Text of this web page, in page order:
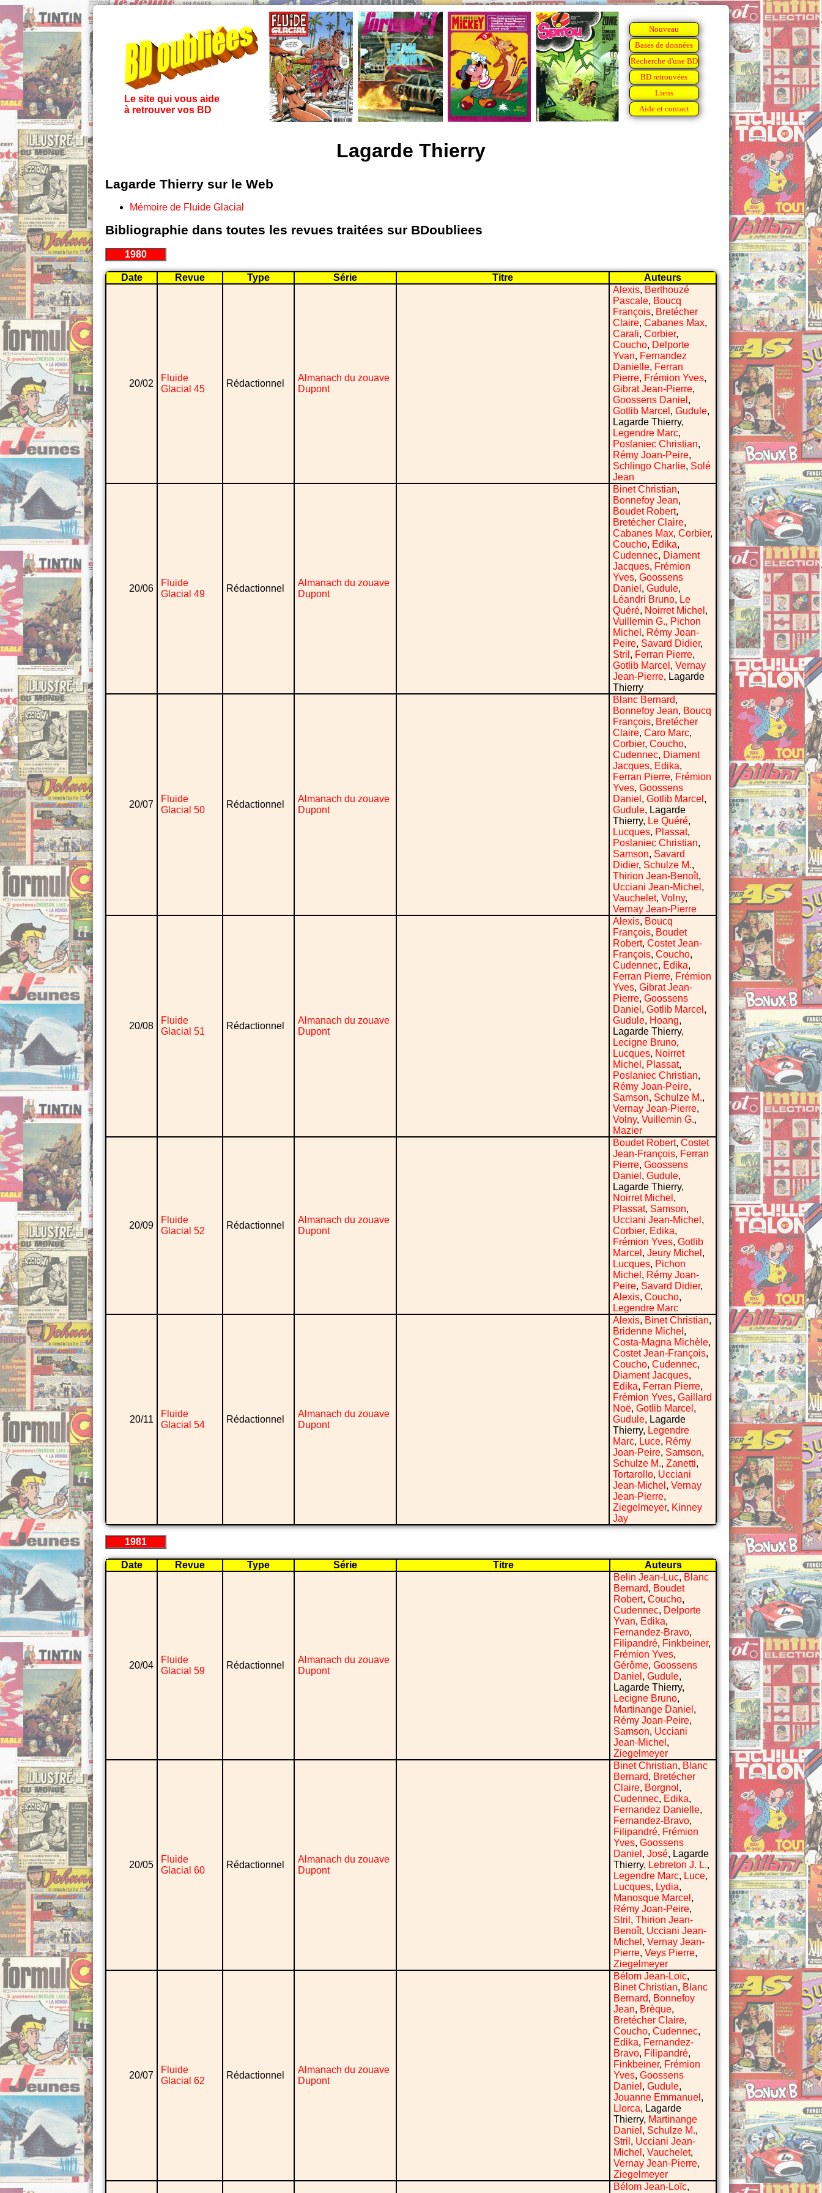
Le site qui vous aide
à retrouver vos BD
Nouveau
Bases de données
Recherche d'une BD
BD retrouvées
Liens
Aide et contact
Lagarde Thierry
Lagarde Thierry sur le Web
Mémoire de Fluide Glacial
Bibliographie dans toutes les revues traitées sur BDoubliees
1980
Date Revue Type Série Titre Auteurs
20/02
Fluide
Glacial 45
Rédactionnel
Almanach du zouave
Dupont
Alexis, Berthouzé
Pascale, Boucq
François, Bretécher
Claire, Cabanes Max,
Carali, Corbier,
Coucho, Delporte
Yvan, Fernandez
Danielle, Ferran
Pierre, Frémion Yves,
Gibrat Jean-Pierre,
Goossens Daniel ,
Gotlib Marcel , Gudule,
Lagarde Thierry,
Legendre Marc,
Poslaniec Christian,
Rémy Joan-Peire,
Schlingo Charlie, Solé
Jean
20/06
Fluide
Glacial 49
Rédactionnel
Almanach du zouave
Dupont
Binet Christian,
Bonnefoy Jean,
Boudet Robert,
Bretécher Claire,
Cabanes Max, Corbier,
Coucho, Edika,
Cudennec, Diament
Jacques, Frémion
Yves, Goossens
Daniel , Gudule,
Léandri Bruno, Le
Quéré, Noirret Michel ,
Vuillemin G., Pichon
Michel , Rémy Joan-
Peire, Savard Didier,
Stril , Ferran Pierre,
Gotlib Marcel , Vernay
Jean-Pierre, Lagarde
Thierry
20/07
Fluide
Glacial 50
Rédactionnel
Almanach du zouave
Dupont
Blanc Bernard,
Bonnefoy Jean, Boucq
François, Bretécher
Claire, Caro Marc,
Corbier, Coucho,
Cudennec, Diament
Jacques, Edika,
Ferran Pierre, Frémion
Yves, Goossens
Daniel , Gotlib Marcel ,
Gudule, Lagarde
Thierry, Le Quéré,
Lucques, Plassat,
Poslaniec Christian,
Samson, Savard
Didier, Schulze M.,
Thirion Jean-Benoît,
Ucciani Jean-Michel ,
Vauchelet, Volny,
Vernay Jean-Pierre
20/08
Fluide
Glacial 51
Rédactionnel
Almanach du zouave
Dupont
Alexis, Boucq
François, Boudet
Robert, Costet Jean-
François, Coucho,
Cudennec, Edika,
Ferran Pierre, Frémion
Yves, Gibrat Jean-
Pierre, Goossens
Daniel , Gotlib Marcel ,
Gudule, Hoang,
Lagarde Thierry,
Lecigne Bruno,
Lucques, Noirret
Michel , Plassat,
Poslaniec Christian,
Rémy Joan-Peire,
Samson, Schulze M.,
Vernay Jean-Pierre,
Volny, Vuillemin G.,
Mazier
20/09
Fluide
Glacial 52
Rédactionnel
Almanach du zouave
Dupont
Boudet Robert, Costet
Jean-François, Ferran
Pierre, Goossens
Daniel , Gudule,
Lagarde Thierry,
Noirret Michel ,
Plassat, Samson,
Ucciani Jean-Michel ,
Corbier, Edika,
Frémion Yves, Gotlib
Marcel , Jeury Michel ,
Lucques, Pichon
Michel , Rémy Joan-
Peire, Savard Didier,
Alexis, Coucho,
Legendre Marc
20/11
Fluide
Glacial 54
Rédactionnel
Almanach du zouave
Dupont
Alexis, Binet Christian,
Bridenne Michel ,
Costa-Magna Michèle,
Costet Jean-François,
Coucho, Cudennec,
Diament Jacques,
Edika, Ferran Pierre,
Frémion Yves, Gaillard
Noë, Gotlib Marcel ,
Gudule, Lagarde
Thierry, Legendre
Marc, Luce, Rémy
Joan-Peire, Samson,
Schulze M., Zanetti,
Tortarollo, Ucciani
Jean-Michel , Vernay
Jean-Pierre,
Ziegelmeyer, Kinney
Jay
1981
Date Revue Type Série Titre Auteurs
20/04
Fluide
Glacial 59
Rédactionnel
Almanach du zouave
Dupont
Belin Jean-Luc, Blanc
Bernard, Boudet
Robert, Coucho,
Cudennec, Delporte
Yvan, Edika,
Fernandez-Bravo,
Filipandré, Finkbeiner,
Frémion Yves,
Gérôme, Goossens
Daniel , Gudule,
Lagarde Thierry,
Lecigne Bruno,
Martinange Daniel ,
Rémy Joan-Peire,
Samson, Ucciani
Jean-Michel ,
Ziegelmeyer
20/05
Fluide
Glacial 60
Rédactionnel
Almanach du zouave
Dupont
Binet Christian, Blanc
Bernard, Bretécher
Claire, Borgnol ,
Cudennec, Edika,
Fernandez Danielle,
Fernandez-Bravo,
Filipandré, Frémion
Yves, Goossens
Daniel , José, Lagarde
Thierry, Lebreton J. L.,
Legendre Marc, Luce,
Lucques, Lydia,
Manosque Marcel ,
Rémy Joan-Peire,
Stril , Thirion Jean-
Benoît, Ucciani Jean-
Michel , Vernay Jean-
Pierre, Veys Pierre,
Ziegelmeyer
20/07
Fluide
Glacial 62
Rédactionnel
Almanach du zouave
Dupont
Bélom Jean-Loïc,
Binet Christian, Blanc
Bernard, Bonnefoy
Jean, Brèque,
Bretécher Claire,
Coucho, Cudennec,
Edika, Fernandez-
Bravo, Filipandré,
Finkbeiner, Frémion
Yves, Goossens
Daniel , Gudule,
Jouanne Emmanuel ,
Llorca, Lagarde
Thierry, Martinange
Daniel , Schulze M.,
Stril , Ucciani Jean-
Michel , Vauchelet,
Vernay Jean-Pierre,
Ziegelmeyer
Bélom Jean-Loïc,